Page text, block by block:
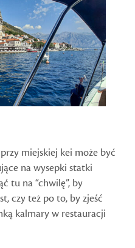
miejskiej kei może być
na wysepki statki
tu na “chwilę”, by
czy też po to, by zjeść
kalmary w restauracji